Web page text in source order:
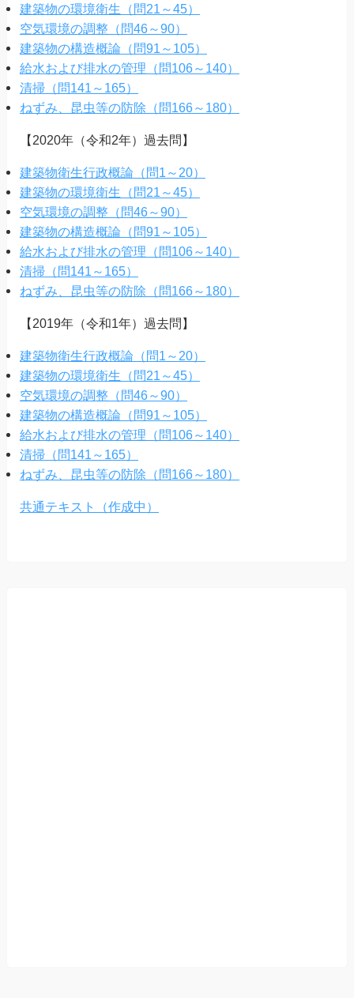
建築物の環境衛生（問21～45）
空気環境の調整（問46～90）
建築物の構造概論（問91～105）
給水および排水の管理（問106～140）
清掃（問141～165）
ねずみ、昆虫等の防除（問166～180）
【2020年（令和2年）過去問】
建築物衛生行政概論（問1～20）
建築物の環境衛生（問21～45）
空気環境の調整（問46～90）
建築物の構造概論（問91～105）
給水および排水の管理（問106～140）
清掃（問141～165）
ねずみ、昆虫等の防除（問166～180）
【2019年（令和1年）過去問】
建築物衛生行政概論（問1～20）
建築物の環境衛生（問21～45）
空気環境の調整（問46～90）
建築物の構造概論（問91～105）
給水および排水の管理（問106～140）
清掃（問141～165）
ねずみ、昆虫等の防除（問166～180）
共通テキスト（作成中）